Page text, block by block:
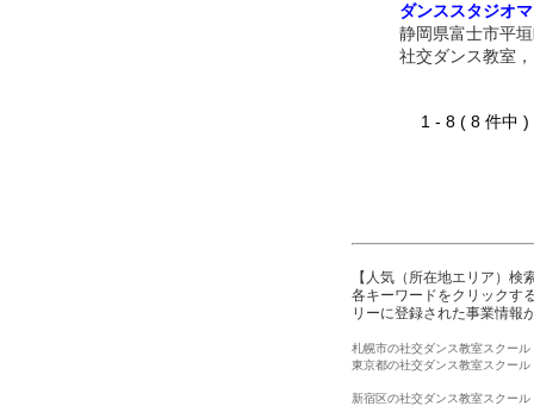
ダンススタジオ
静岡県富士市平
社交ダンス教室
1 - 8 ( 8 件
【人気（所在地エリア）検
各キーワードをクリックす
リーに登録された事業情報
札幌市の社交ダンス教室スクール
東京都の社交ダンス教室スクール
新宿区の社交ダンス教室スクール